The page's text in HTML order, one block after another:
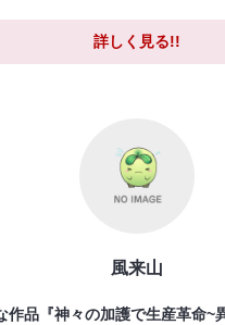
詳しく見る!!
風来山
作品『神々の加護で生産革命~